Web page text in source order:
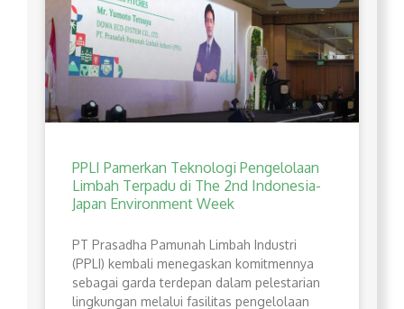
PPLI Pamerkan Teknologi Pengelolaan
Limbah Terpadu di The 2nd Indonesia-
Japan Environment Week
PT Prasadha Pamunah Limbah Industri
(PPLI) kembali menegaskan komitmennya
sebagai garda terdepan dalam pelestarian
lingkungan melalui fasilitas pengelolaan